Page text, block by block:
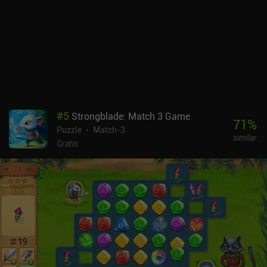
#5 Strongblade: Match 3 Game
Puzzle
Match-3
Gratis
71%
similar